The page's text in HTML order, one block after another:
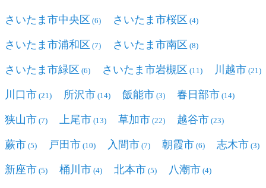
さいたま市中央区 (6) さいたま市桜区 (4)
さいたま市浦和区 (7) さいたま市南区 (8)
さいたま市緑区 (6) さいたま市岩槻区 (11) 川越市 (21)
川口市 (21) 所沢市 (14) 飯能市 (3) 春日部市 (14)
狭山市 (7) 上尾市 (13) 草加市 (22) 越谷市 (23)
蕨市 (5) 戸田市 (10) 入間市 (7) 朝霞市 (6) 志木市 (3)
新座市 (5) 桶川市 (4) 北本市 (5) 八潮市 (4)